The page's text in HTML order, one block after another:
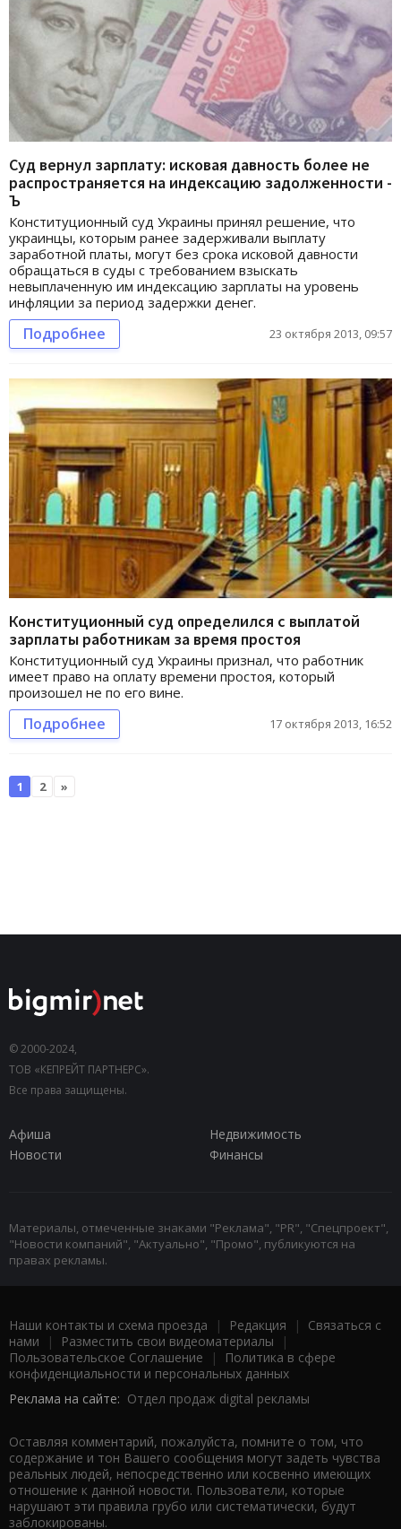
Суд вернул зарплату: исковая давность более не
распространяется на индексацию задолженности -
Ъ
Конституционный суд Украины принял решение, что
украинцы, которым ранее задерживали выплату
заработной платы, могут без срока исковой давности
обращаться в суды с требованием взыскать
невыплаченную им индексацию зарплаты на уровень
инфляции за период задержки денег.
Подробнее 23 октября 2013, 09:57
Конституционный суд определился с выплатой
зарплаты работникам за время простоя
Конституционный суд Украины признал, что работник
имеет право на оплату времени простоя, который
произошел не по его вине.
Подробнее 17 октября 2013, 16:52
1 2 »
© 2000-2024,
ТОВ «КЕПРЕЙТ ПАРТНЕРС».
Все права защищены.
Афиша
Недвижимость
Новости
Финансы
Материалы, отмеченные знаками "Реклама", "PR", "Спецпроект",
"Новости компаний", "Актуально", "Промо", публикуются на
правах рекламы.
Наши контакты и схема проезда | Редакция | Связаться с
нами | Разместить свои видеоматериалы |
Пользовательское Соглашение |
Политика в сфере
конфиденциальности и персональных данных
Реклама на сайте: Отдел продаж digital рекламы
Оставляя комментарий, пожалуйста, помните о том, что
содержание и тон Вашего сообщения могут задеть чувства
реальных людей, непосредственно или косвенно имеющих
отношение к данной новости. Пользователи, которые
нарушают эти правила грубо или систематически, будут
заблокированы.